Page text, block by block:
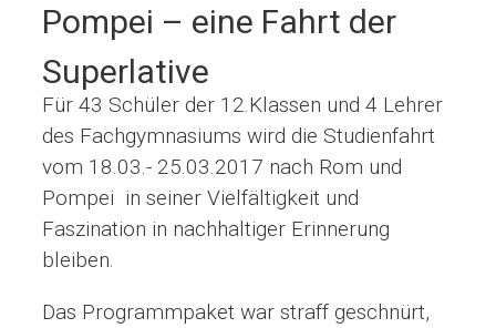
Pompei – eine Fahrt der
Superlative
Für 43 Schüler der 12.Klassen und 4 Lehrer
des Fachgymnasiums wird die Studienfahrt
vom 18.03.- 25.03.2017 nach Rom und
Pompei in seiner Vielfältigkeit und
Faszination in nachhaltiger Erinnerung
bleiben.
Das Programmpaket war straff geschnürt,